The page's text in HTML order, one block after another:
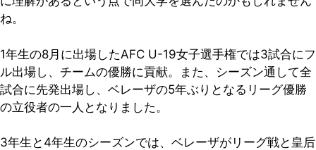
ね。
1年生の8月に出場したAFC U-19女子選手権では3試合にフ
ル出場し、チームの優勝に貢献。また、シーズン通して全
試合に先発出場し、ベレーザの5年ぶりとなるリーグ優勝
の立役者の一人となりました。
3年生と4年生のシーズンでは、ベレーザがリーグ戦と皇后